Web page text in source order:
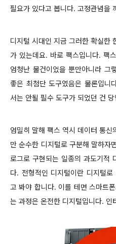
필요가 있다고 봅니다. 고정관념을
디지털 시대인 지금 그러한 확실한
가 있는데요. 바로 팩스입니다. 팩
엄청난 물건이었을 뿐만아니라 그
좋은 최첨단 도구였음은 물론입니
서는 안될 필수 도구가 되었던 건
엄밀히 말해 팩스 역시 데이터 통
만 순수한 디지털로 구분해 말하자
로그로 구현되는 일종의 과도기적
다. 전형적인 디지털이란 디지털
고 봐야 합니다. 이를 테면 스마트
는 과정은 온전한 디지털입니다. 인